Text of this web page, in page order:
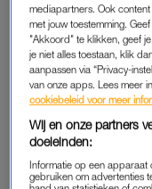
meestal door zonnen.”
MELANOOM
De meest zeldzame
huidkanker, die
blootstelling aan de
mediapartners. Ook
met jouw toestemming.
"Akkoord" te klikken, geef
je niet alles toestaan, klik
aanpassen via “Privacy-
van onze apps. Lees meer
cookiebeleid voor meer
Wij en onze partners
doeleinden:
Informatie op een
gebruiken om advertenties